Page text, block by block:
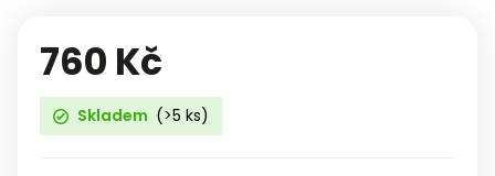
760 Kč
Skladem (>5 ks)